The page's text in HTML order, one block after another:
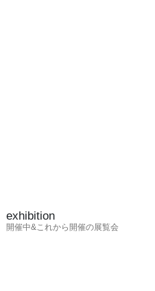
exhibition
開催中&これから開催の展覧会